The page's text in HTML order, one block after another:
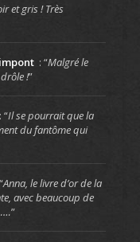
et gris ! Très
: “Malgré le
!”
: “Il se pourrait que la
du fantôme qui
Anna, le livre d’or de la
avec beaucoup de
”